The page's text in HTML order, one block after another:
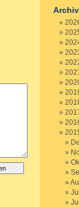
Archiv